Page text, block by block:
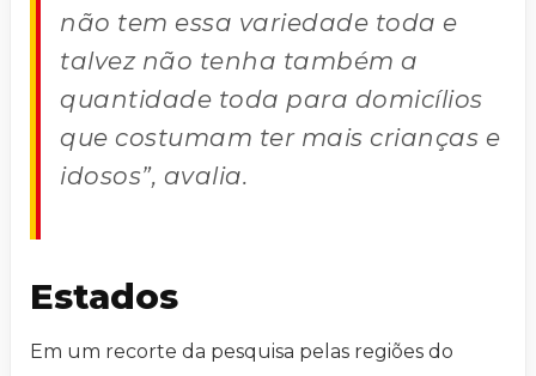
não tem essa variedade toda e
talvez não tenha também a
quantidade toda para domicílios
que costumam ter mais crianças e
idosos”, avalia.
Estados
Em um recorte da pesquisa pelas regiões do